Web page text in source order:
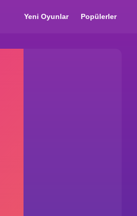
Yeni Oyunlar Popülerler